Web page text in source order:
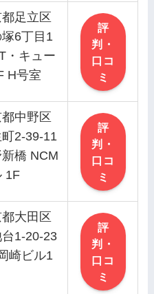
足立区
6丁目1
・キュー
H号室
評
判・
口コ
ミ
中野区
2-39-11
橋 NCM
1F
評
判・
口コ
ミ
大田区
1-20-23
崎ビル1
評
判・
口コ
ミ